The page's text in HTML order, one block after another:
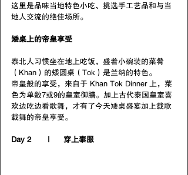
这里是品味当地特色小吃、挑选手工艺品和与当
地人交流的绝佳场所。
矮桌上的帝皇享受
泰北人习惯坐在地上吃饭，盛着小碗装的菜肴
（Khan）的矮圆桌（Tok）是兰纳的特色。
帝皇般的享受，来自于 Khan Tok Dinner 上，菜
色为单数7或9的皇室御膳。加上古代泰国皇室喜
欢边吃边看歌舞，才有了今天矮桌盛宴加上载歌
载舞的帝皇享受。
Day 2       |      穿上泰服